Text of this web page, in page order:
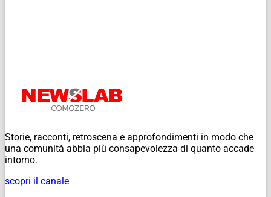
Storie, racconti, retroscena e approfondimenti in modo che
una comunità abbia più consapevolezza di quanto accade
intorno.
scopri il canale